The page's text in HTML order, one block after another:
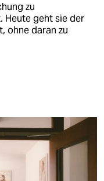
zu
Heute geht sie der
ohne daran zu